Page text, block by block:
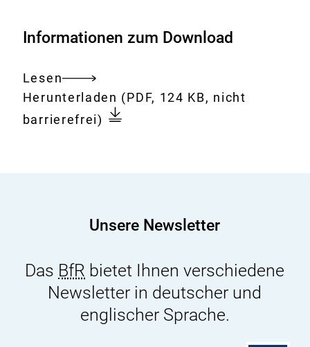
Informationen zum Download
Lesen
Gesamtes
Dokument
Download:
Herunterladen Unerwünschte
Stoffe
(PDF, 124 KB, nicht
barrierefrei)
Unsere Newsletter
Das BfR bietet Ihnen verschiedene
Newsletter in deutscher und
englischer Sprache.